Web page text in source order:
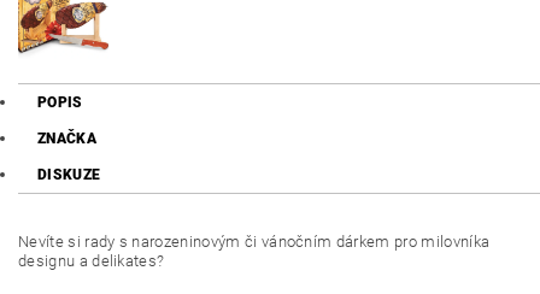
POPIS
ZNAČKA
DISKUZE
Nevíte si rady s narozeninovým či vánočním dárkem pro milovníka
designu a delikates?